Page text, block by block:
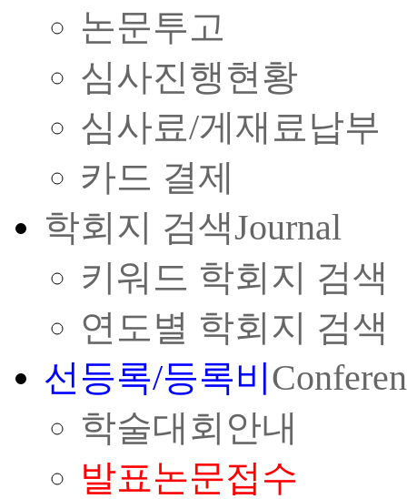
논문투고
심사진행현황
심사료/게재료납부
카드 결제
학회지 검색Journal
키워드 학회지 검색
연도별 학회지 검색
선등록/등록비
학술대회안내
발표논문접수